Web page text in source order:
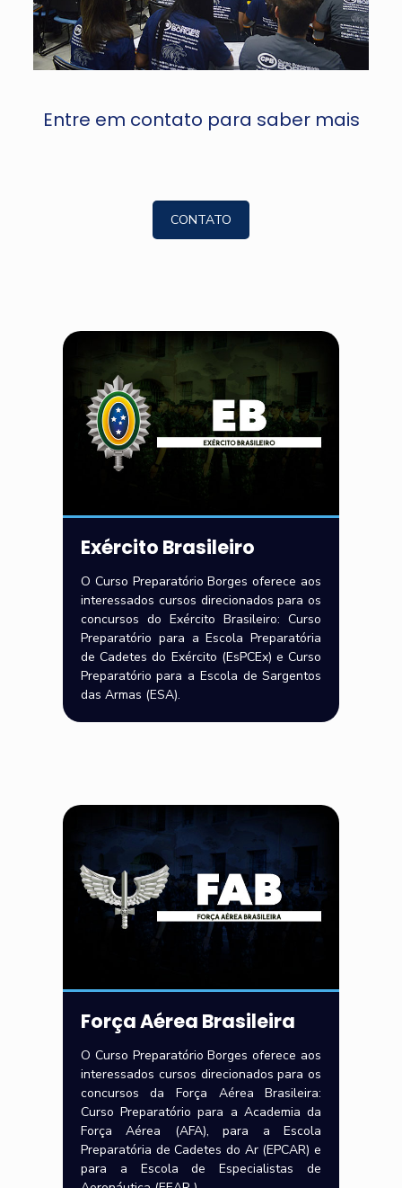
Entre em contato para saber mais
CONTATO
Exército Brasileiro
O Curso Preparatório Borges oferece aos
interessados cursos direcionados para os
concursos do Exército Brasileiro: Curso
Preparatório para a Escola Preparatória
de Cadetes do Exército (EsPCEx) e Curso
Preparatório para a Escola de Sargentos
das Armas (ESA).
Força Aérea Brasileira
O Curso Preparatório Borges oferece aos
interessados cursos direcionados para os
concursos da Força Aérea Brasileira:
Curso Preparatório para a Academia da
Força Aérea (AFA), para a Escola
Preparatória de Cadetes do Ar (EPCAR) e
para a Escola de Especialistas de